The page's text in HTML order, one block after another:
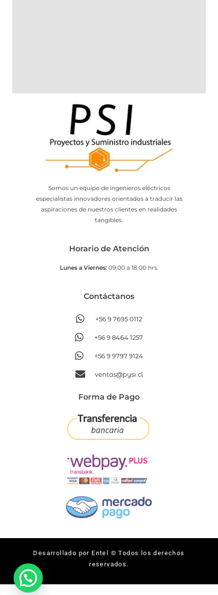
Somos un equipo de ingenieros eléctricos
especialistas innovadores orientados a traducir las
aspiraciones de nuestros clientes en realidades
tangibles.
Horario de Atención
Lunes a Viernes:09:00 a 18:00 hrs.
Contáctanos​
+56 9 7695 0112
+56 9 8464 1257
+56 9 9797 9124
ventas@pysi.cl
Forma de Pago
Desarrollado por Entel © Todos los derechos
reservados.